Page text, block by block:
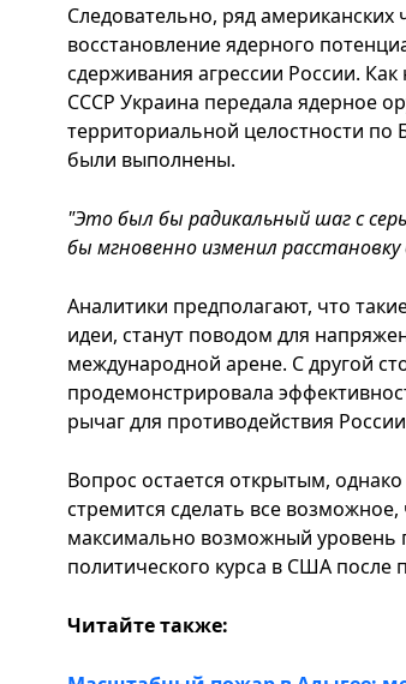
Следовательно, ряд
восстановление ядерного
сдерживания агрессии России.
СССР Украина передала ядерное
территориальной целостности по
были выполнены.
"Это был бы радикальный шаг с
бы мгновенно изменил
Аналитики предполагают, что
идеи, станут поводом для
международной арене. С другой
продемонстрировала
рычаг для противодействия
Вопрос остается открытым,
стремится сделать все
максимально возможный уровень
политического курса в США после
Читайте также: